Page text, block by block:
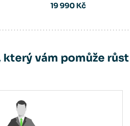
19 990 Kč
který vám pomůže růst